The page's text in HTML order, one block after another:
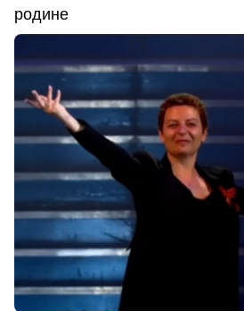
родине